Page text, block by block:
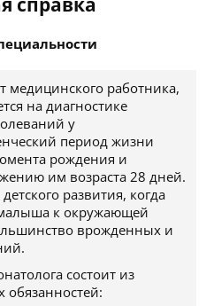
медицинского работника,
на диагностике
у
период жизни
рождения и
им возраста 28 дней.
развития, когда
к окружающей
врожденных и
состоит из